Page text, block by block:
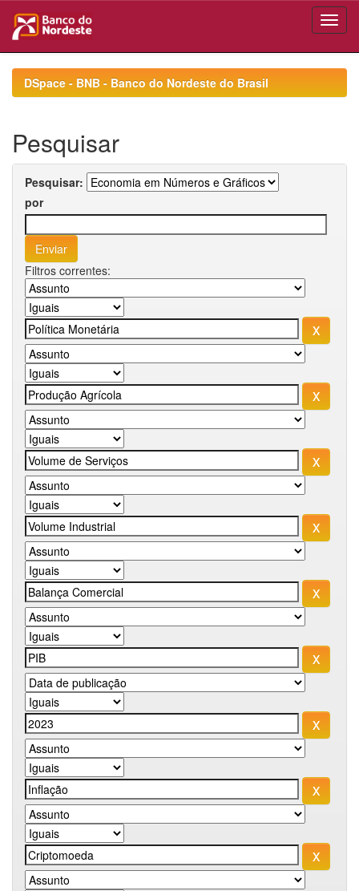
navigationDSpace - BNB - Banco do Nordeste do Brasil
Pesquisar
Pesquisar:
por
Filtros correntes: